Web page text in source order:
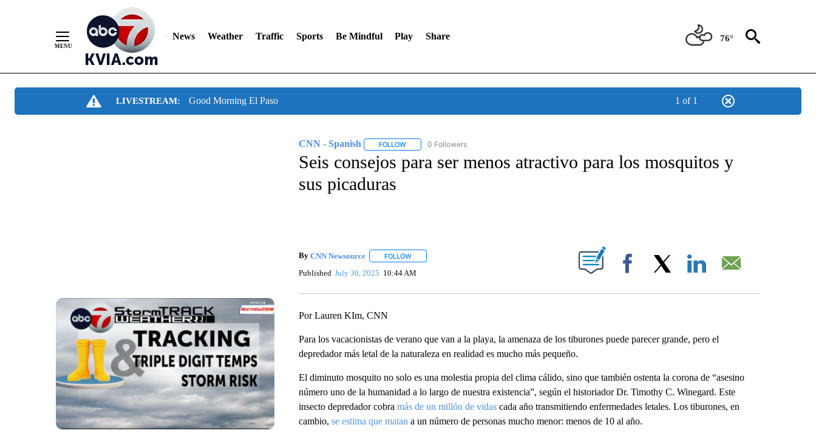
News Weather Traffic Sports Be Mindful Play Share 76°
LIVESTREAM: Good Morning El Paso 1 of 1
CNN - Spanish FOLLOWFOLLOW "CNN - SPANISH" TO RECEIVE NOTIFICATIONS ABOUT NEW PAGES ON "CNN - SPANISH".
0 Followers
Seis consejos para ser menos atractivo para los mosquitos y
sus picaduras
By CNN Newsource FOLLOWFOLLOW "" TO RECEIVE NOTIFICATIONS ABOUT NEW PAGES ON "".
Published July 30, 2025 10:44 AM Facebook
Por Lauren KIm, CNN
Para los vacacionistas de verano que van a la playa, la amenaza de los tiburones puede parecer grande, pero el
depredador más letal de la naturaleza en realidad es mucho más pequeño.
El diminuto mosquito no solo es una molestia propia del clima cálido, sino que también ostenta la corona de “asesino
número uno de la humanidad a lo largo de nuestra existencia”, según el historiador Dr. Timothy C. Winegard. Este
insecto depredador cobra más de un millón de vidascada año transmitiendo enfermedades letales. Los tiburones, en
cambio, se estima que matan a un número de personas mucho menor: menos de 10 al año.